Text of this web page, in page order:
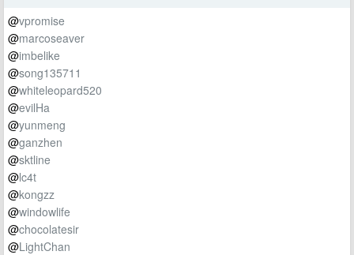
@vpromise
@marcoseaver
@imbelike
@song135711
@whiteleopard520
@evilHa
@yunmeng
@ganzhen
@sktline
@lc4t
@kongzz
@windowlife
@chocolatesir
@LightChan